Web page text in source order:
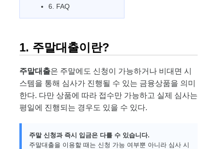
6. FAQ
1. 주말대출이란?
주말대출은 주말에도 신청이 가능하거나 비대면 시
스템을 통해 심사가 진행될 수 있는 금융상품을 의미
한다. 다만 상품에 따라 접수만 가능하고 실제 심사는
평일에 진행되는 경우도 있을 수 있다.
주말 신청과 즉시 입금은 다를 수 있습니다.
주말대출을 이용할 때는 신청 가능 여부뿐 아니라 심사 시